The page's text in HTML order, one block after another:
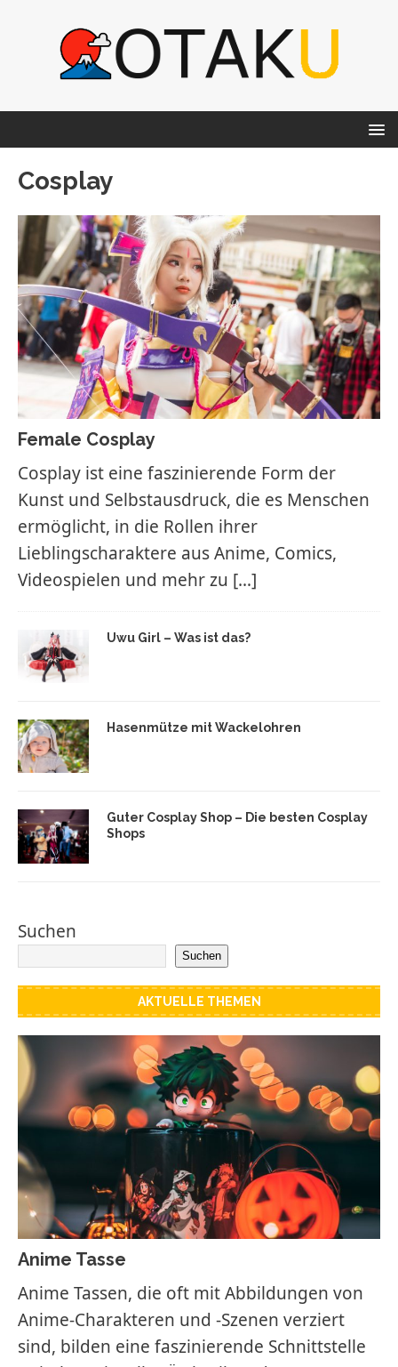
Cosplay
Female Cosplay
Cosplay ist eine faszinierende Form der
Kunst und Selbstausdruck, die es Menschen
ermöglicht, in die Rollen ihrer
Lieblingscharaktere aus Anime, Comics,
Videospielen und mehr zu […]
Uwu Girl – Was ist das?
Hasenmütze mit Wackelohren
Guter Cosplay Shop – Die besten Cosplay
Shops
Suchen
Suchen
AKTUELLE THEMEN
Anime Tasse
Anime Tassen, die oft mit Abbildungen von
Anime-Charakteren und -Szenen verziert
sind, bilden eine faszinierende Schnittstelle